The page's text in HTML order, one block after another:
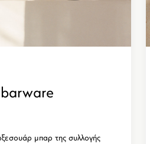
μπαρ της συλλογής